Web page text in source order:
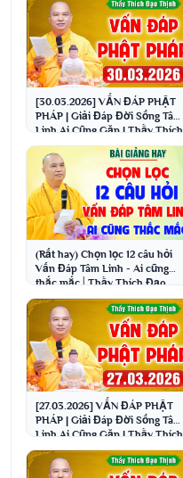
[30.03.2026] VẤN ĐÁP PHẬT
PHÁP | Giải Đáp Đời Sống Tâm
Linh Ai Cũng Gặp | Thầy Thích
Đạo Thịnh
(Rất hay) Chọn lọc 12 câu hỏi
Vấn Đáp Tâm Linh - Ai cũng
thắc mắc│Thầy Thích Đạo
Thịnh
[27.03.2026] VẤN ĐÁP PHẬT
PHÁP | Giải Đáp Đời Sống Tâm
Linh Ai Cũng Gặp | Thầy Thích
Đạo Thịnh